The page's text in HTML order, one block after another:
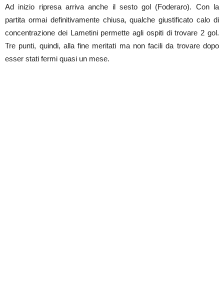
Ad inizio ripresa arriva anche il sesto gol (Foderaro). Con la
partita ormai definitivamente chiusa, qualche giustificato calo di
concentrazione dei Lametini permette agli ospiti di trovare 2 gol.
Tre punti, quindi, alla fine meritati ma non facili da trovare dopo
esser stati fermi quasi un mese.